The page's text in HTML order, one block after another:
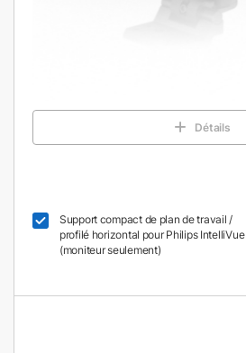
Détails
Support compact de plan de travail /
profilé horizontal pour Philips IntelliVue
(moniteur seulement)